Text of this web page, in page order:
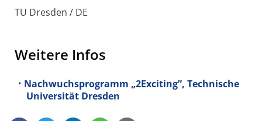
TU Dresden / DE
Weitere Infos
Nachwuchsprogramm „2Exciting”, Technische
Universität Dresden